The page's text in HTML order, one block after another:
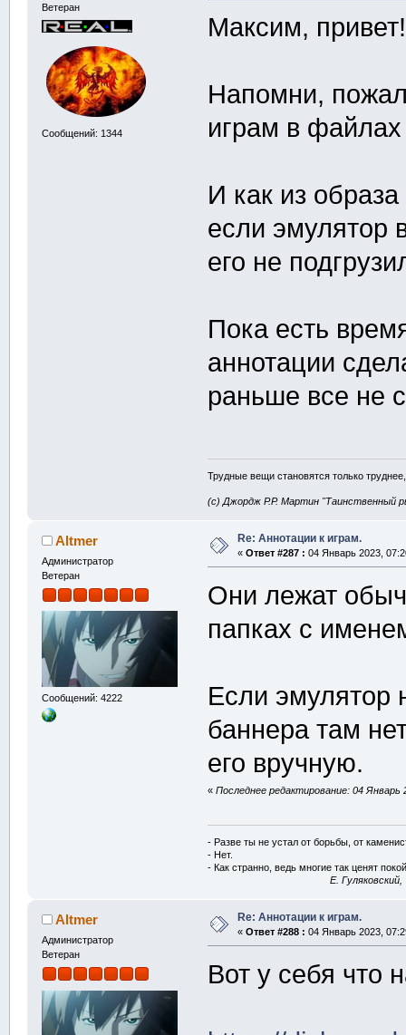
Ветеран
Сообщений: 1344
Максим, привет!
Напомни,
играм в
И как из
если эмулятор
его не
Пока есть
аннотации
раньше все не
Трудные вещи становятся только
(с) Джордж Р.Р. Мартин "Таинственный
Altmer
Администратор
Ветеран
Сообщений: 4222
Re: Аннотации к играм.
« Ответ #287 : 04 Январь 2023,
Они лежат
папках с
Если эмулятор
баннера там
его вручную.
«Последнее редактирование: 04 Январь
- Разве ты не устал от борьбы, от
- Нет.
- Как странно, ведь многие так ценят
E.
Altmer
Администратор
Ветеран
Re: Аннотации к играм.
« Ответ #288 : 04 Январь 2023,
Вот у себя что